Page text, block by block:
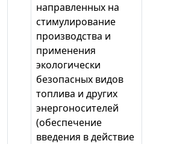
направленных на
стимулирование
производства и
применения
экологически
безопасных видов
топлива и других
энергоносителей
(обеспечение
введения в действие